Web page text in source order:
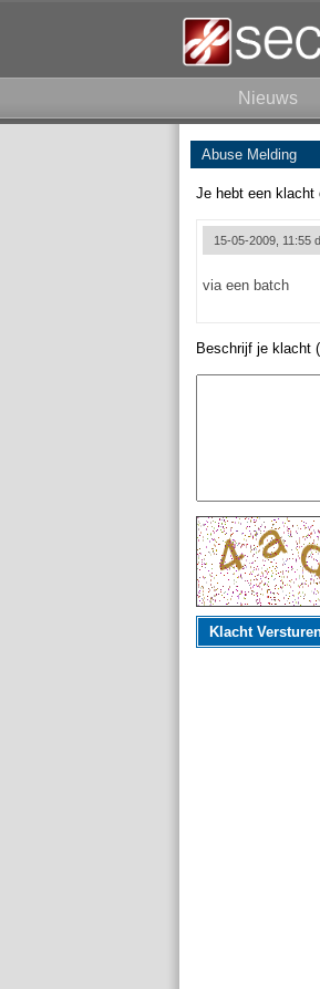
Nieuws
Abuse Melding
Je hebt een klacht
15-05-2009, 11:55
via een batch
Beschrijf je klacht
Klacht